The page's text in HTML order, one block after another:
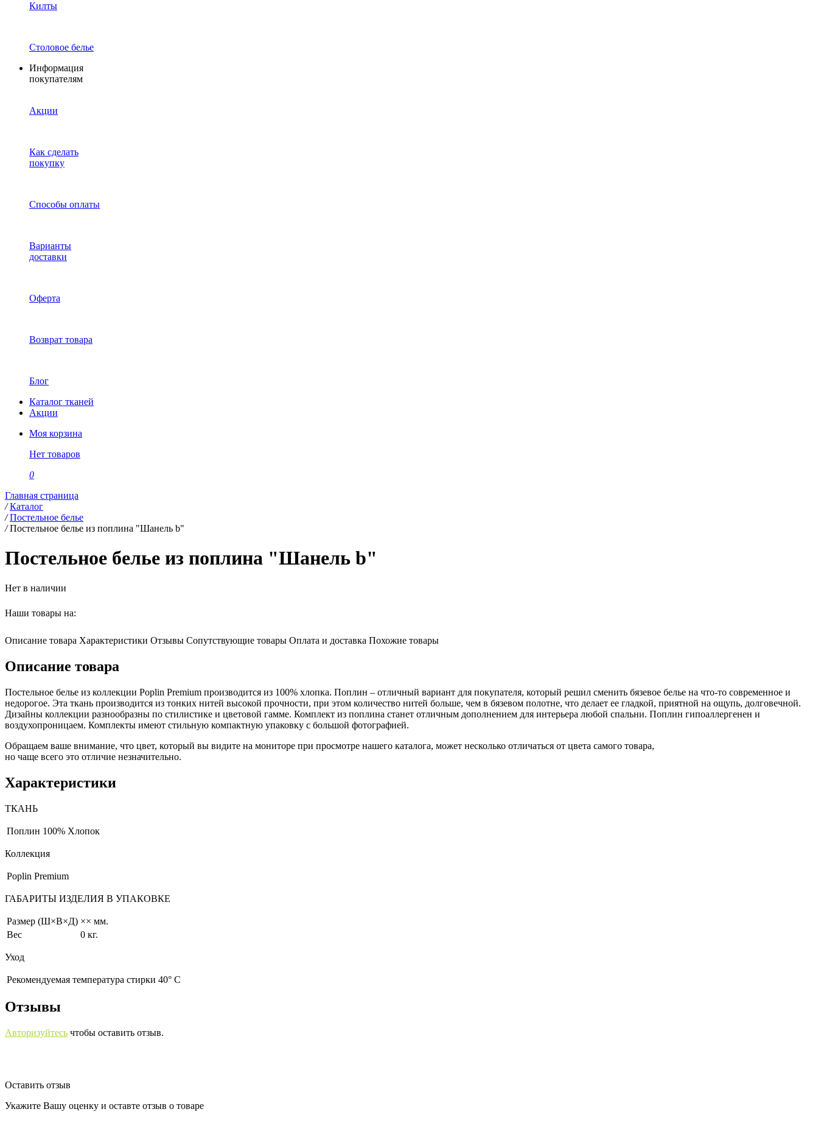
Килты
Столовое белье
Информация
покупателям
Акции
Как сделать
покупку
Способы оплаты
Варианты
доставки
Оферта
Возврат товара
Блог
Каталог тканей
Акции
Моя корзина
Нет товаров
0
Главная страница
/ Каталог
/ Постельное белье
/ Постельное белье из поплина "Шанель b"
Постельное белье из поплина "Шанель b"
Нет в наличии
Наши товары на:
Описание товара Характеристики Отзывы Сопутствующие товары Оплата и доставка Похожие товары
Описание товара
Постельное белье из коллекции Poplin Premium производится из 100% хлопка. Поплин – отличный вариант для покупателя, который решил сменить бязевое белье на что-то современное и
недорогое. Эта ткань производится из тонких нитей высокой прочности, при этом количество нитей больше, чем в бязевом полотне, что делает ее гладкой, приятной на ощупь, долговечной.
Дизайны коллекции разнообразны по стилистике и цветовой гамме. Комплект из поплина станет отличным дополнением для интерьера любой спальни. Поплин гипоаллергенен и
воздухопроницаем. Комплекты имеют стильную компактную упаковку с большой фотографией.
Обращаем ваше внимание, что цвет, который вы видите на мониторе при просмотре нашего каталога, может несколько отличаться от цвета самого товара,
но чаще всего это отличие незначительно.
Характеристики
ТКАНЬ
Поплин 100% Хлопок
Коллекция
Poplin Premium
ГАБАРИТЫ ИЗДЕЛИЯ В УПАКОВКЕ
Размер (Ш×В×Д) ×× мм.
Вес
0 кг.
Уход
Рекомендуемая температура стирки 40° С
Отзывы
Авторизуйтесь чтобы оставить отзыв.
Оставить отзыв
Укажите Вашу оценку и оставте отзыв о товаре